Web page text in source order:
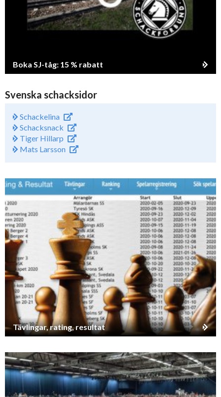
Boka SJ-tåg: 15 % rabatt
Svenska schacksidor
Schackelina
Schacksnack
Tiger Hillarp
Mats Larsson
Tävlingar, rating, resultat